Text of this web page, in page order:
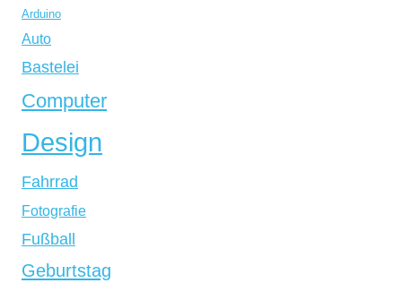
Arduino
Auto
Bastelei
Computer
Design
Fahrrad
Fotografie
Fußball
Geburtstag